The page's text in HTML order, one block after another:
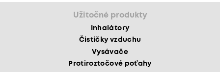
Užitočné produkty
Inhalátory
Čističky vzduchu
Vysávače
Protiroztočové poťahy